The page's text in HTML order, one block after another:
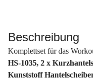
Beschreibung
Komplettset für das
HS-1035, 2 x
Kunststoff